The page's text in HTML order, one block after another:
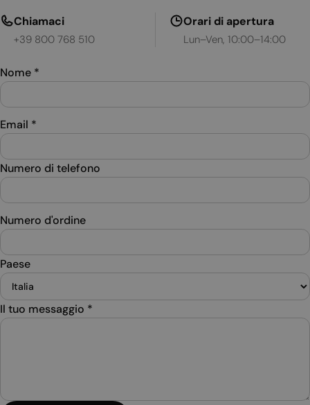
Chiamaci
+39 800 768 510
Orari di apertura
Lun–Ven, 10:00–14:00
Nome *
Email *
Numero di telefono
Numero d'ordine
Paese
Il tuo messaggio *